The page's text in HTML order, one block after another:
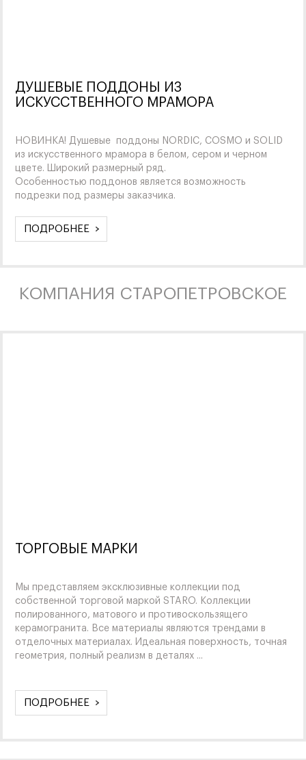
ДУШЕВЫЕ ПОДДОНЫ ИЗ
ИСКУССТВЕННОГО МРАМОРА
НОВИНКА! Душевые поддоны NORDIC, COSMO и SOLID
из искусственного мрамора в белом, сером и черном
цвете. Широкий размерный ряд.
Особенностью поддонов является возможность
подрезки под размеры заказчика.
ПОДРОБНЕЕ
КОМПАНИЯ СТАРОПЕТРОВСКОЕ
ТОРГОВЫЕ МАРКИ
Мы представляем эксклюзивные коллекции под
собственной торговой маркой STARO. Коллекции
полированного, матового и противоскользящего
керамогранита. Все материалы являются трендами в
отделочных материалах. Идеальная поверхность, точная
геометрия, полный реализм в деталях ...
ПОДРОБНЕЕ